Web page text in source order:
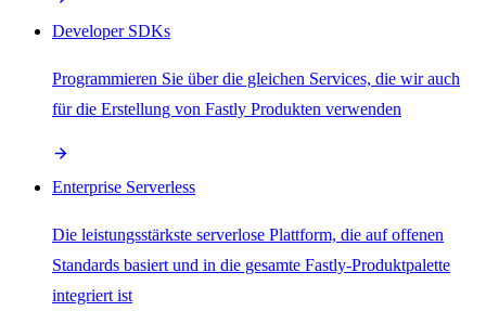
Developer SDKs
Programmieren Sie über die gleichen Services, die wir auch
für die Erstellung von Fastly Produkten verwenden
Enterprise Serverless
Die leistungsstärkste serverlose Plattform, die auf offenen
Standards basiert und in die gesamte Fastly-Produktpalette
integriert ist